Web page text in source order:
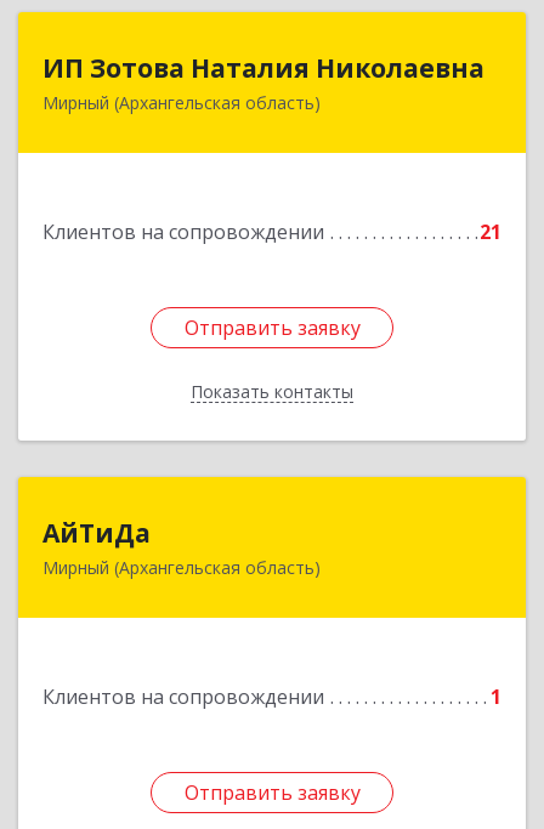
ИП Зотова Наталия Николаевна
Мирный (Архангельская область)
Клиентов на сопровождении 21
Отправить заявку
Показать контакты
164170, г.Мирный, Архангельской обл.,
Отправить заявку
Назад
АйТиДа
Мирный (Архангельская область)
Клиентов на сопровождении 1
Отправить заявку
164170, Архангельская обл, Мирный г,
Отправить заявку